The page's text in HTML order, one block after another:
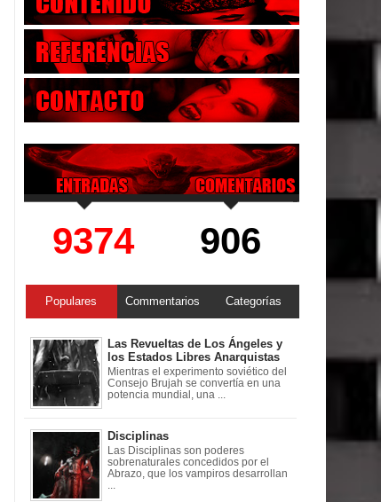
9374 906
Populares Commentarios Categorías
Las Revueltas de Los Ángeles y
los Estados Libres Anarquistas
Mientras el experimento soviético del
Consejo Brujah se convertía en una
potencia mundial, una ...
Disciplinas
Las Disciplinas son poderes
sobrenaturales concedidos por el
Abrazo, que los vampiros desarrollan